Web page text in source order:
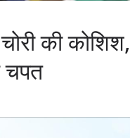
की कोशिश,
चपत